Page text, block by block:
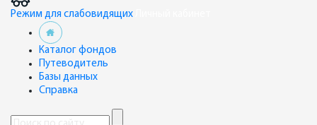
Режим для слабовидящих
Каталог фондов
Путеводитель
Базы данных
Справка